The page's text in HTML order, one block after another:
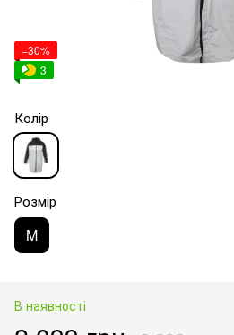
−30%
3
Колір
Розмір
M
В наявності